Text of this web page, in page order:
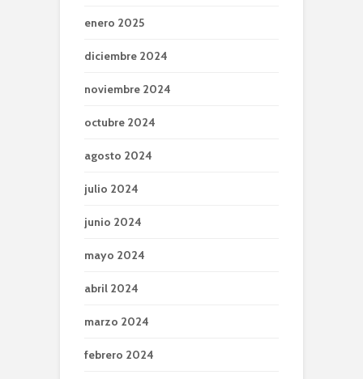
enero 2025
diciembre 2024
noviembre 2024
octubre 2024
agosto 2024
julio 2024
junio 2024
mayo 2024
abril 2024
marzo 2024
febrero 2024